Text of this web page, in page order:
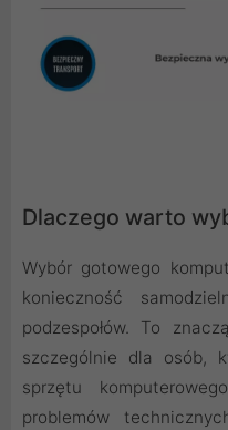
Dlaczego warto
Wybór gotowego
konieczność
podzespołów. To
szczególnie dla osób,
sprzętu
problemów